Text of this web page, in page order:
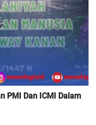
PMI Dan ICMI Dalam